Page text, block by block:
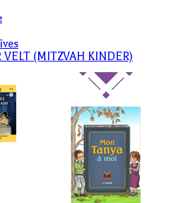
VELT (MITZVAH KINDER)